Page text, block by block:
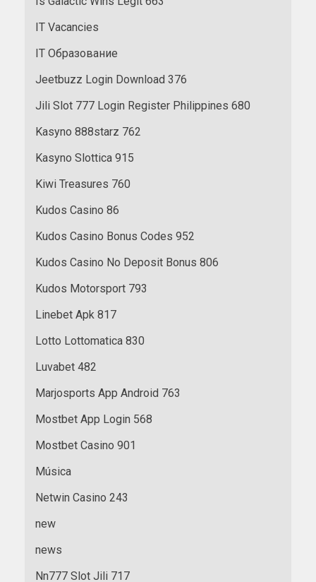
IT Vacancies
IT Образование
Jeetbuzz Login Download 376
Jili Slot 777 Login Register Philippines 680
Kasyno 888starz 762
Kasyno Slottica 915
Kiwi Treasures 760
Kudos Casino 86
Kudos Casino Bonus Codes 952
Kudos Casino No Deposit Bonus 806
Kudos Motorsport 793
Linebet Apk 817
Lotto Lottomatica 830
Luvabet 482
Marjosports App Android 763
Mostbet App Login 568
Mostbet Casino 901
Música
Netwin Casino 243
new
news
Nn777 Slot Jili 717